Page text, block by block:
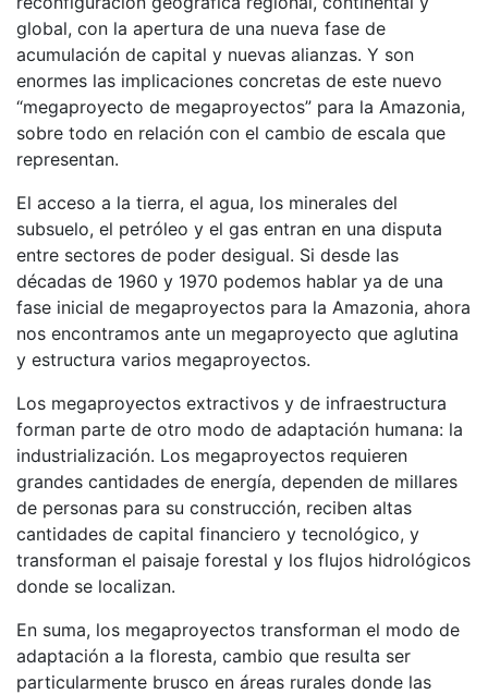
global, con la apertura de una nueva fase de
acumulación de capital y nuevas alianzas. Y son
enormes las implicaciones concretas de este nuevo
“megaproyecto de megaproyectos” para la Amazonia,
sobre todo en relación con el cambio de escala que
representan.
El acceso a la tierra, el agua, los minerales del
subsuelo, el petróleo y el gas entran en una disputa
entre sectores de poder desigual. Si desde las
décadas de 1960 y 1970 podemos hablar ya de una
fase inicial de megaproyectos para la Amazonia, ahora
nos encontramos ante un megaproyecto que aglutina
y estructura varios megaproyectos.
Los megaproyectos extractivos y de infraestructura
forman parte de otro modo de adaptación humana: la
industrialización. Los megaproyectos requieren
grandes cantidades de energía, dependen de millares
de personas para su construcción, reciben altas
cantidades de capital financiero y tecnológico, y
transforman el paisaje forestal y los flujos hidrológicos
donde se localizan.
En suma, los megaproyectos transforman el modo de
adaptación a la floresta, cambio que resulta ser
particularmente brusco en áreas rurales donde las